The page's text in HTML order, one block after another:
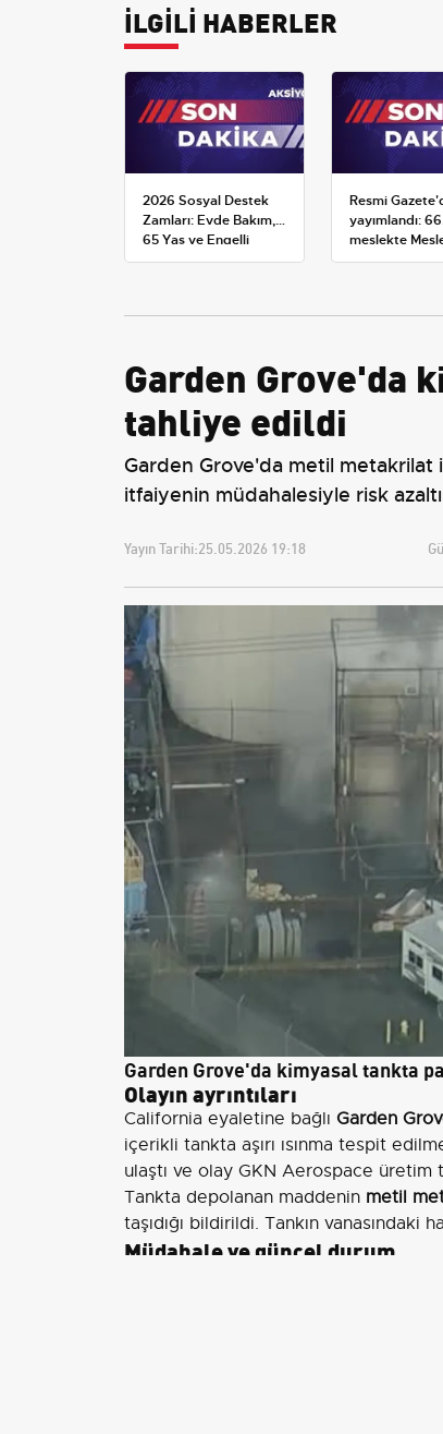
İLGİLİ HABERLER
2026 Sosyal Destek
Zamları: Evde Bakım,
65 Yaş ve Engelli
Maaşlarında Yeni
Resmi
yayımlandı: 66
meslekte
Yeterlilik
Garden Grove'da
tahliye edildi
Garden Grove'da metil metakrilat
itfaiyenin müdahalesiyle risk
Yayın Tarihi:25.05.2026 19:18
Garden Grove'da kimyasal tankta
Olayın ayrıntıları
California eyaletine bağlı Garden
içerikli tankta aşırı ısınma tespit
ulaştı ve olay GKN Aerospace
Tankta depolanan maddenin metil
taşıdığı bildirildi. Tankın
Müdahale ve güncel durum